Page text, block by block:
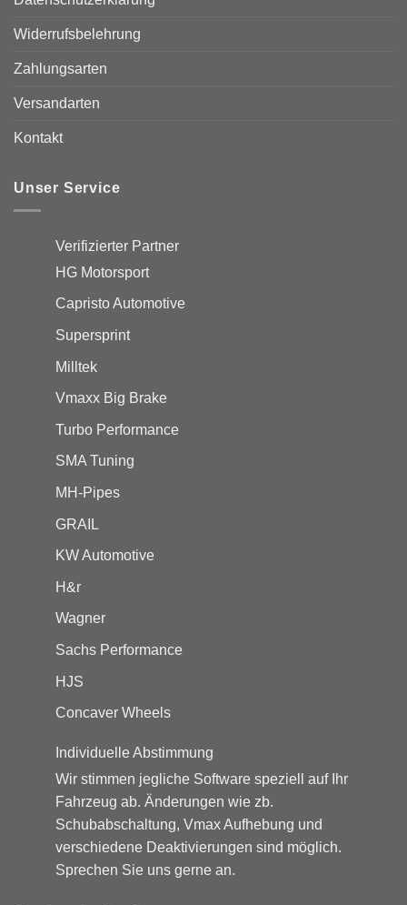
gewählt
Widerrufsbelehrung
Zahlungsarten
Versandarten
Kontakt
Unser Service
Verifizierter Partner
HG Motorsport
Capristo Automotive
Supersprint
Milltek
Vmaxx Big Brake
Turbo Performance
SMA Tuning
MH-Pipes
GRAIL
KW Automotive
H&r
Wagner
Sachs Performance
HJS
Concaver Wheels
Individuelle Abstimmung
Wir stimmen jegliche Software speziell auf Ihr
Fahrzeug ab. Änderungen wie zb.
Schubabschaltung, Vmax Aufhebung und
verschiedene Deaktivierungen sind möglich.
Sprechen Sie uns gerne an.